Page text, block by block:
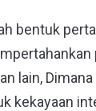
bentuk
lain,
kekayaan